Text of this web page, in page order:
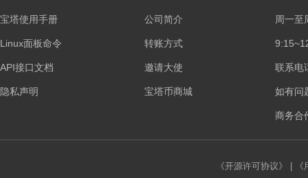
宝塔使用手册
Linux面板命令
API接口文档
隐私声明
公司简介
转账方式
邀请大使
宝塔币商城
周一至
联系电
如有问
商务合
《开源许可协议》